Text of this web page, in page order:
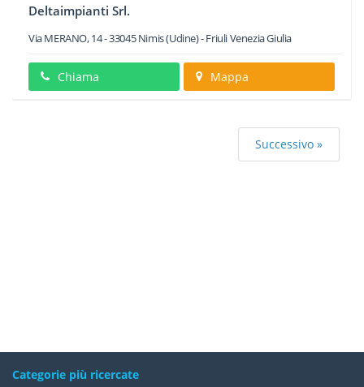
Deltaimpianti Srl.
Via MERANO, 14-33045 Nimis(Udine) -Friuli Venezia Giulia
Chiama Mappa
Successivo »
Categorie più ricercate